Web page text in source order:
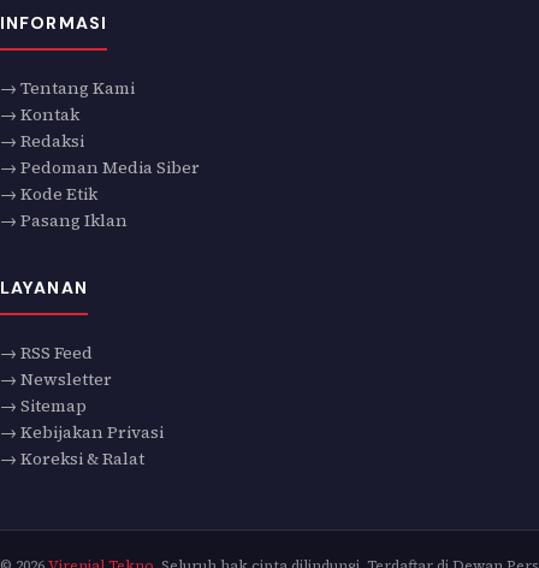
INFORMASI
→ Tentang Kami
→ Kontak
→ Redaksi
→ Pedoman Media Siber
→ Kode Etik
→ Pasang Iklan
LAYANAN
→ RSS Feed
→ Newsletter
→ Sitemap
→ Kebijakan Privasi
→ Koreksi & Ralat